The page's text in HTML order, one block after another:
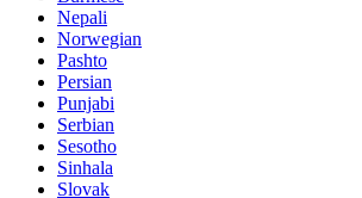
Nepali
Norwegian
Pashto
Persian
Punjabi
Serbian
Sesotho
Sinhala
Slovak